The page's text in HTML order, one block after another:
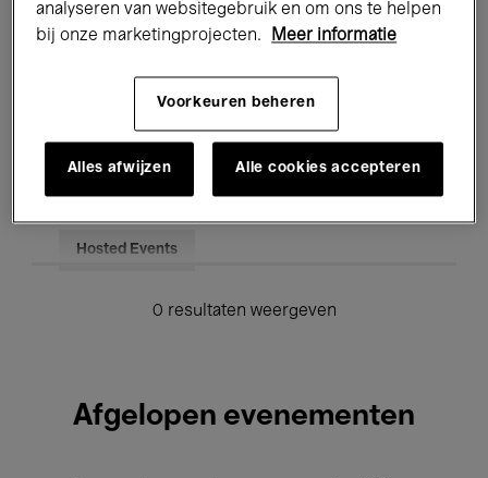
Jazz Klassieke Muziek Global Music
Onderwijs Rondleidingen
Hosted Events
0 resultaten weergeven
Afgelopen evenementen
analyseren van websitegebruik en om ons te helpen
bij onze marketingprojecten.
Meer informatie
Voorkeuren beheren
Alles afwijzen Alle cookies accepteren